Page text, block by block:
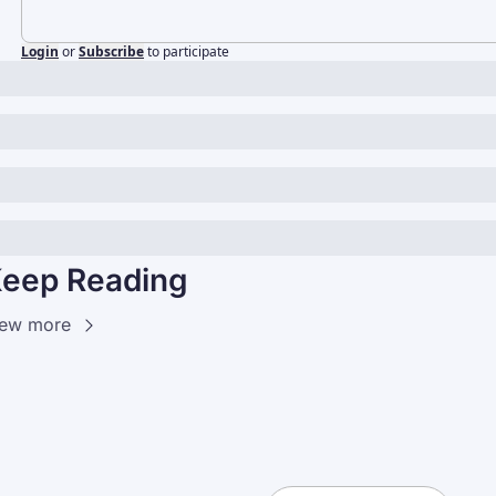
Login orSubscribeto participate
Reading
more